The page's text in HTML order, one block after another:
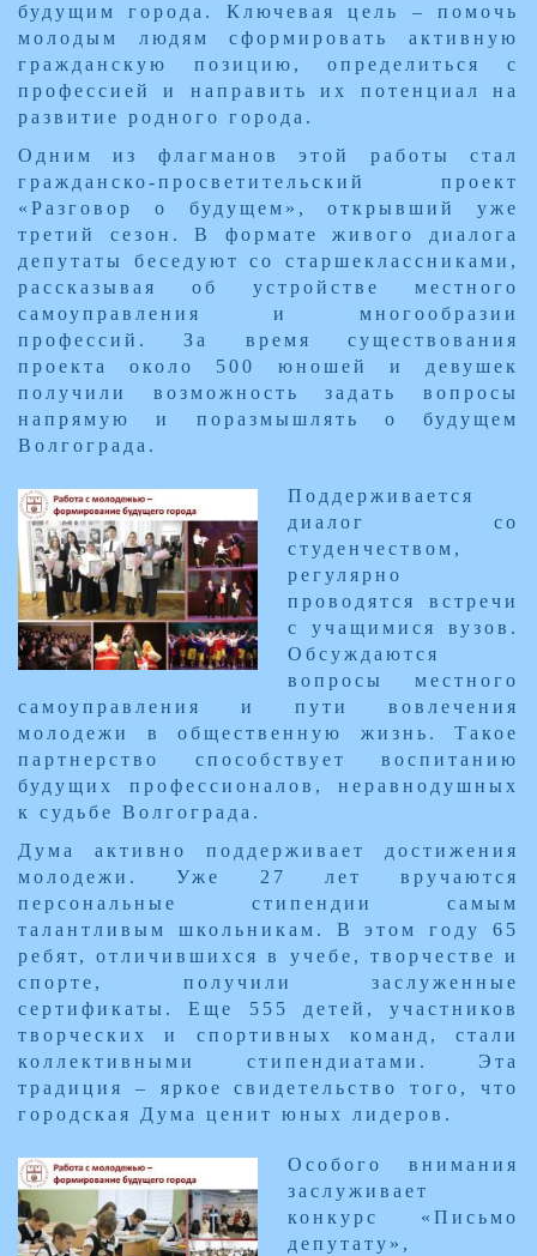
будущим города. Ключевая цель – помочь
молодым людям сформировать активную
гражданскую позицию, определиться с
профессией и направить их потенциал на
развитие родного города.
Одним из флагманов этой работы стал
гражданско-просветительский проект
«Разговор о будущем», открывший уже
третий сезон. В формате живого диалога
депутаты беседуют со старшеклассниками,
рассказывая об устройстве местного
самоуправления и многообразии
профессий. За время существования
проекта около 500 юношей и девушек
получили возможность задать вопросы
напрямую и поразмышлять о будущем
Волгограда.
Поддерживается
диалог со
студенчеством,
регулярно
проводятся встречи
с учащимися вузов.
Обсуждаются
вопросы местного
самоуправления и пути вовлечения
молодежи в общественную жизнь. Такое
партнерство способствует воспитанию
будущих профессионалов, неравнодушных
к судьбе Волгограда.​
​Дума активно поддерживает достижения
молодежи. Уже 27 лет вручаются
персональные стипендии самым
талантливым школьникам. В этом году 65
ребят, отличившихся в учебе, творчестве и
спорте, получили заслуженные
сертификаты. Еще 555 детей, участников
творческ​их и спортивных команд, стали
коллективными стипендиатами. Эта
традиция – яркое свидетельство того, что
городская Дума ценит юных лидеров.​
Особого внимания
заслуживает
конкурс «Письмо
депутату»,